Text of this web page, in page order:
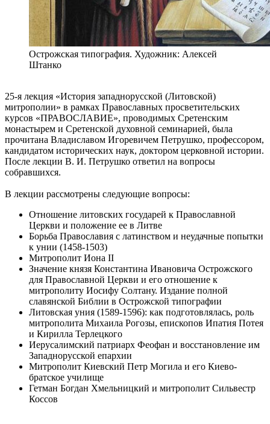
Острожская типография. Художник: Алексей
Штанко
25-я лекция «История западнорусской (Литовской)
митрополии» в рамках Православных просветительских
курсов «ПРАВОСЛАВИЕ», проводимых Сретенским
монастырем и Сретенской духовной семинарией, была
прочитана Владиславом Игоревичем Петрушко, профессором,
кандидатом исторических наук, доктором церковной истории.
После лекции В. И. Петрушко ответил на вопросы
собравшихся.
В лекции рассмотрены следующие вопросы:
Отношение литовских государей к Православной
Церкви и положение ее в Литве
Борьба Православия с латинством и неудачные попытки
к унии (1458-1503)
Митрополит Иона II
Значение князя Константина Ивановича Острожского
для Православной Церкви и его отношение к
митрополиту Иосифу Солтану. Издание полной
славянской Библии в Острожской типографии
Литовская уния (1589-1596): как подготовлялась, роль
митрополита Михаила Рогозы, епископов Ипатия Потея
и Кирилла Терлецкого
Иерусалимский патриарх Феофан и восстановление им
Западнорусской епархии
Митрополит Киевский Петр Могила и его Киево-
братское училище
Гетман Богдан Хмельницкий и митрополит Сильвестр
Коссов